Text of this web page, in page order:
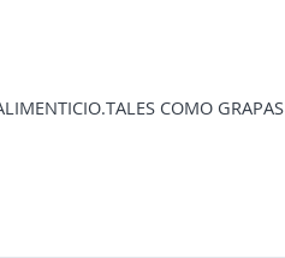
COMO GRAPAS